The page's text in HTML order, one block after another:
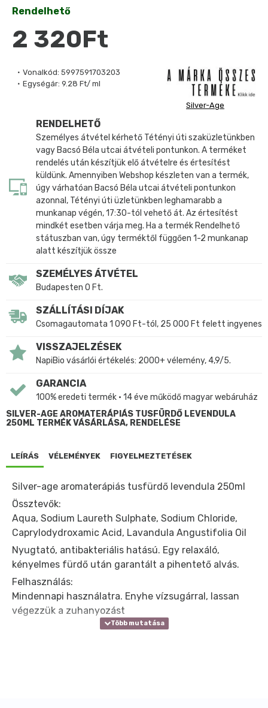
Vonalkód: 5997591703203
Egységár: 9.28 Ft/ ml
Silver-Age
Rendelhető
2 320Ft
RENDELHETŐ
Személyes átvétel kérhető Tétényi úti szaküzletünkben
vagy Bacsó Béla utcai átvételi pontunkon. A terméket
rendelés után készítjük elő átvételre és értesítést
küldünk. Amennyiben Webshop készleten van a termék,
úgy várhatóan Bacsó Béla utcai átvételi pontunkon
azonnal, Tétényi úti üzletünkben leghamarabb a
munkanap végén, 17:30-tól vehető át. Az értesítést
mindkét esetben várja meg. Ha a termék Rendelhető
státuszban van, úgy terméktől függően 1-2 munkanap
alatt készítjük össze
SZEMÉLYES ÁTVÉTEL
Budapesten 0 Ft.
SZÁLLÍTÁSI DÍJAK
Csomagautomata 1 090 Ft-tól, 25 000 Ft felett ingyenes
VISSZAJELZÉSEK
NapiBio vásárlói értékelés: 2000+ vélemény, 4,9/5.
GARANCIA
100% eredeti termék • 14 éve működő magyar webáruház
SILVER-AGE AROMATERÁPIÁS TUSFÜRDŐ LEVENDULA
250ML TERMÉK VÁSÁRLÁSA, RENDELÉSE
LEÍRÁS VÉLEMÉNYEK FIGYELMEZTETÉSEK
Silver-age aromaterápiás tusfürdő levendula 250ml
Össztevők:
Aqua, Sodium Laureth Sulphate, Sodium Chloride,
Caprylodydroxamic Acid, Lavandula Angustifolia Oil
Nyugtató, antibakteriális hatású. Egy relaxáló,
kényelmes fürdő után garantált a pihentető alvás.
Felhasználás:
Mindennapi használatra. Enyhe vízsugárral, lassan
végezzük a zuhanyozást